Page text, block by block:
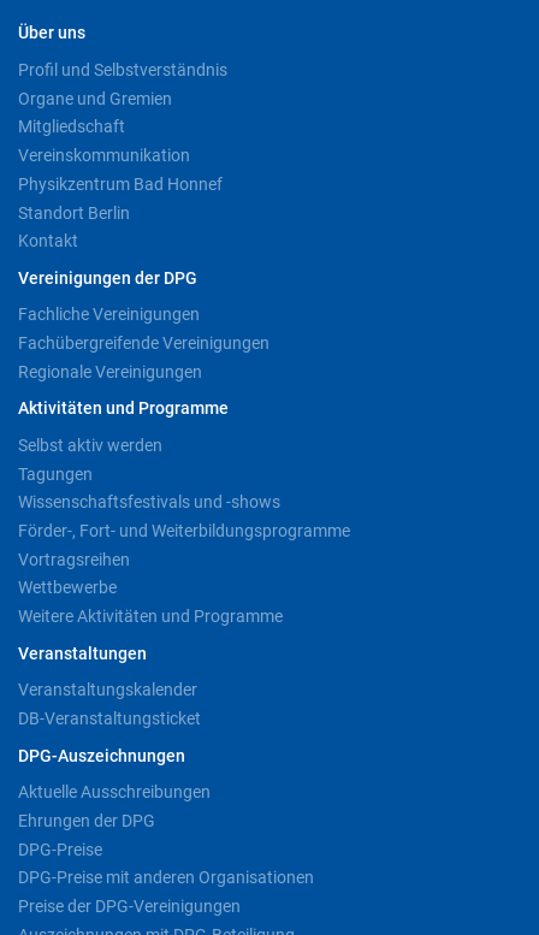
Über uns
Profil und Selbstverständnis
Organe und Gremien
Mitgliedschaft
Vereinskommunikation
Physikzentrum Bad Honnef
Standort Berlin
Kontakt
Vereinigungen der DPG
Fachliche Vereinigungen
Fachübergreifende Vereinigungen
Regionale Vereinigungen
Aktivitäten und Programme
Selbst aktiv werden
Tagungen
Wissenschaftsfestivals und -shows
Förder-, Fort- und Weiterbildungsprogramme
Vortragsreihen
Wettbewerbe
Weitere Aktivitäten und Programme
Veranstaltungen
Veranstaltungskalender
DB-Veranstaltungsticket
DPG-Auszeichnungen
Aktuelle Ausschreibungen
Ehrungen der DPG
DPG-Preise
DPG-Preise mit anderen Organisationen
Preise der DPG-Vereinigungen